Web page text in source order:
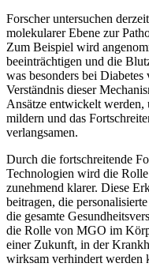
Forscher untersuchen
molekularer Ebene zur
Zum Beispiel wird
beeinträchtigen und die
was besonders bei
Verständnis dieser
Ansätze entwickelt
mildern und das
verlangsamen.
Durch die fortschreitende
Technologien wird die
zunehmend klarer. Diese
beitragen, die
die gesamte
die Rolle von MGO im
einer Zukunft, in der
wirksam verhindert werden